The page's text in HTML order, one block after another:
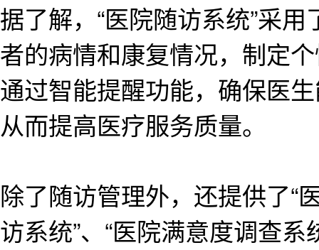
据了解，“医院随访系统”采
者的病情和康复情况，制定
通过智能提醒功能，确保医
从而提高医疗服务质量。
除了随访管理外，还提供了“
访系统”、“医院满意度调查